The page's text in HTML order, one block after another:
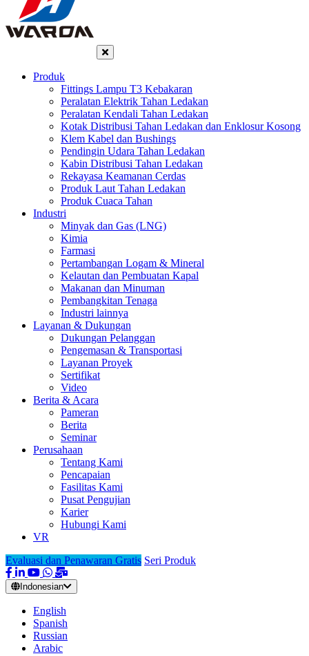
Produk
Fittings Lampu T3 Kebakaran
Peralatan Elektrik Tahan Ledakan
Peralatan Kendali Tahan Ledakan
Kotak Distribusi Tahan Ledakan dan Enklosur Kosong
Klem Kabel dan Bushings
Pendingin Udara Tahan Ledakan
Kabin Distribusi Tahan Ledakan
Rekayasa Keamanan Cerdas
Produk Laut Tahan Ledakan
Produk Cuaca Tahan
Industri
Minyak dan Gas (LNG)
Kimia
Farmasi
Pertambangan Logam & Mineral
Kelautan dan Pembuatan Kapal
Makanan dan Minuman
Pembangkitan Tenaga
Industri lainnya
Layanan & Dukungan
Dukungan Pelanggan
Pengemasan & Transportasi
Layanan Proyek
Sertifikat
Video
Berita & Acara
Pameran
Berita
Seminar
Perusahaan
Tentang Kami
Pencapaian
Fasilitas Kami
Pusat Pengujian
Karier
Hubungi Kami
VR
Evaluasi dan Penawaran Gratis Seri Produk
Indonesian
English
Spanish
Russian
Arabic